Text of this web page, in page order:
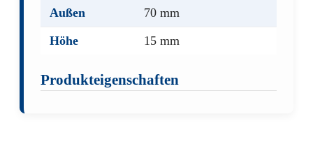
Außen
70 mm
Höhe
15 mm
Produkteigenschaften